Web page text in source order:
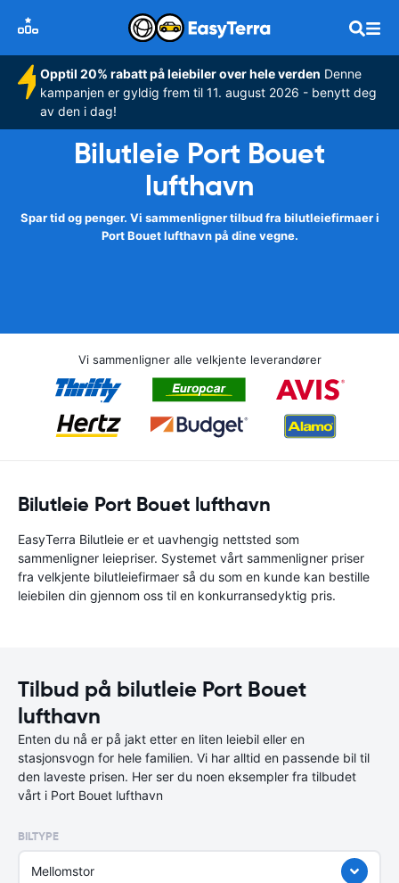
Opptil 20% rabatt på leiebiler over hele verden Denne
kampanjen er gyldig frem til 11. august 2026 - benytt deg
av den i dag!
Bilutleie Port Bouet
lufthavn
Spar tid og penger. Vi sammenligner tilbud fra bilutleiefirmaer i
Port Bouet lufthavn på dine vegne.
Vi sammenligner alle velkjente leverandører
Bilutleie Port Bouet lufthavn
EasyTerra Bilutleie er et uavhengig nettsted som
sammenligner leiepriser. Systemet vårt sammenligner priser
fra velkjente bilutleiefirmaer så du som en kunde kan bestille
leiebilen din gjennom oss til en konkurransedyktig pris.
Tilbud på bilutleie Port Bouet
lufthavn
Enten du nå er på jakt etter en liten leiebil eller en
stasjonsvogn for hele familien. Vi har alltid en passende bil til
den laveste prisen. Her ser du noen eksempler fra tilbudet
vårt i Port Bouet lufthavn
BILTYPE
Mellomstor